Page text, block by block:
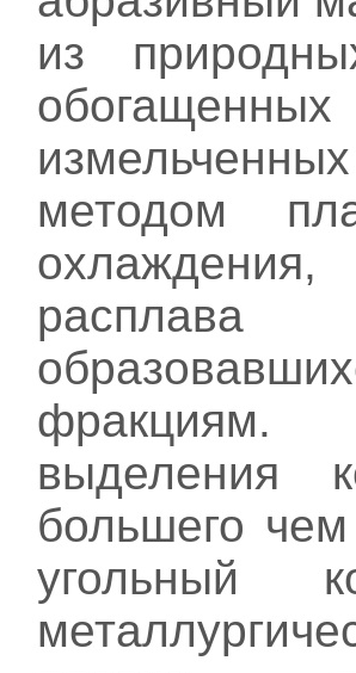
из
методом
фракциям.
выделения
большего
угольный